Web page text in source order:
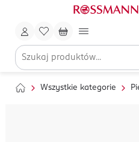
Wszystkie kategorie